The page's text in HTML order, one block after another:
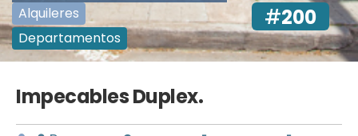
Alquileres
Departamentos
#200
Impecables Duplex.